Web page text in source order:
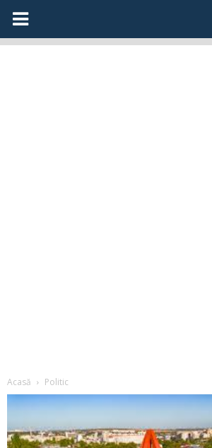
Acasă Politic